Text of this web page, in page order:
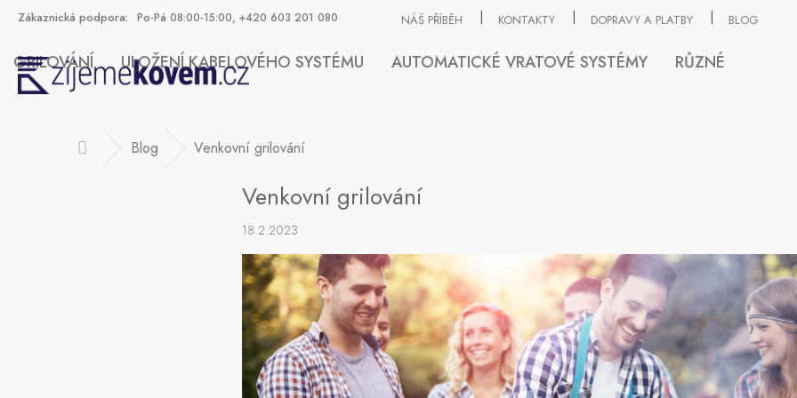
Po-Pá 08:00-15:00, +420 603 201 080 NÁŠ PŘÍBĚH KONTAKTY DOPRAVY A PLATBY BLOG
GRILOVÁNÍ ULOŽENÍ KABELOVÉHO SYSTÉMU AUTOMATICKÉ VRATOVÉ SYSTÉMY RŮZNÉ
Domů Blog Venkovní grilování
Venkovní grilování
18.2.2023